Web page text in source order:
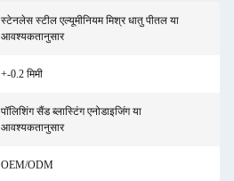
स्टेनलेस स्टील एल्यूमीनियम मिश्र धातु पीतल या
आवश्यकतानुसार
+-0.2 मिमी
पॉलिशिंग सैंड ब्लास्टिंग एनोडाइजिंग या
आवश्यकतानुसार
OEM/ODM